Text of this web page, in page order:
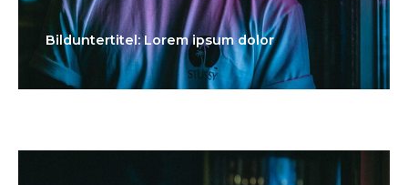
Bilduntertitel: Lorem ipsum dolor